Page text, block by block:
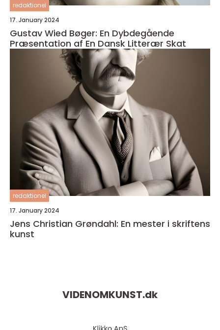
redaktionel
17. January 2024
Gustav Wied Bøger: En Dybdegående
Præsentation af En Dansk Litterær Skat
redaktionel
17. January 2024
Jens Christian Grøndahl: En mester i skriftens
kunst
VIDENOMKUNST.dk